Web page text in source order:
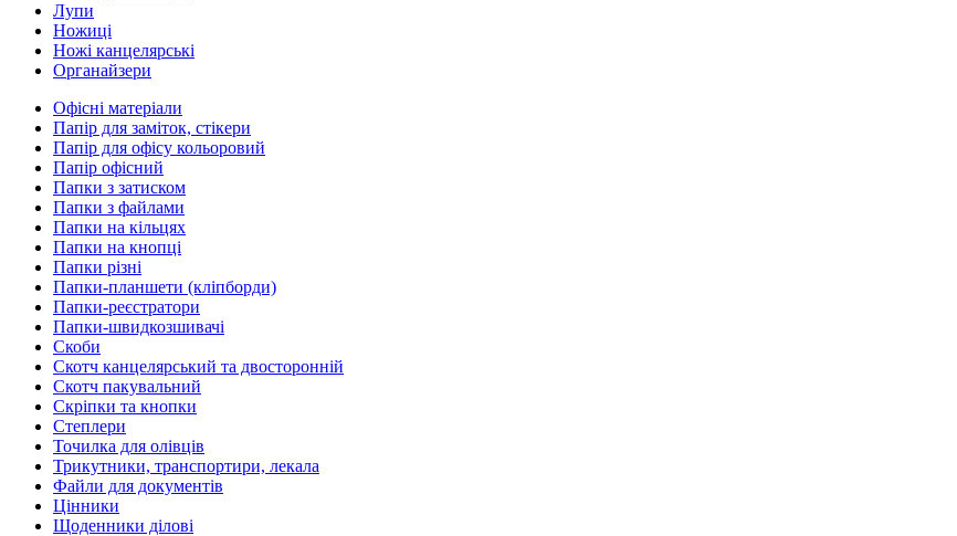
Лупи
Ножиці
Ножі канцелярські
Органайзери
Офісні матеріали
Папір для заміток, стікери
Папір для офісу кольоровий
Папір офісний
Папки з затиском
Папки з файлами
Папки на кільцях
Папки на кнопці
Папки різні
Папки-планшети (кліпборди)
Папки-реєстратори
Папки-швидкозшивачі
Скоби
Скотч канцелярський та двосторонній
Скотч пакувальний
Скріпки та кнопки
Степлери
Точилка для олівців
Трикутники, транспортири, лекала
Файли для документів
Цінники
Щоденники ділові